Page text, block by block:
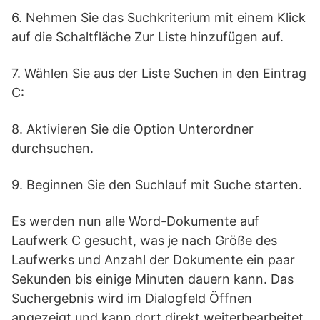
6. Nehmen Sie das Suchkriterium mit einem Klick
auf die Schaltfläche Zur Liste hinzufügen auf.
7. Wählen Sie aus der Liste Suchen in den Eintrag
C:
8. Aktivieren Sie die Option Unterordner
durchsuchen.
9. Beginnen Sie den Suchlauf mit Suche starten.
Es werden nun alle Word-Dokumente auf
Laufwerk C gesucht, was je nach Größe des
Laufwerks und Anzahl der Dokumente ein paar
Sekunden bis einige Minuten dauern kann. Das
Suchergebnis wird im Dialogfeld Öffnen